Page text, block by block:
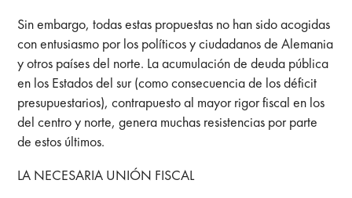
Sin embargo, todas estas propuestas no han sido acogidas
con entusiasmo por los políticos y ciudadanos de Alemania
y otros países del norte. La acumulación de deuda pública
en los Estados del sur (como consecuencia de los déficit
presupuestarios), contrapuesto al mayor rigor fiscal en los
del centro y norte, genera muchas resistencias por parte
de estos últimos.
LA NECESARIA UNIÓN FISCAL